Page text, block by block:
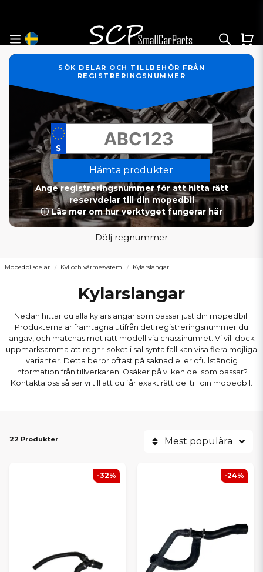
SÖK DELAR OCH TILLBEHÖR FRÅN
REGISTRERINGSNUMMER
Hämta produkter
Ange registreringsnummer för att hitta rätt
reservdelar till din mopedbil
ⓘ Läs mer om hur verktyget fungerar här
Dölj regnummer
Mopedbilsdelar Kyl och värmesystem Kylarslangar
Kylarslangar
Nedan hittar du alla kylarslangar som passar just din mopedbil.
Produkterna är framtagna utifrån det registreringsnummer du
angav, och matchas mot rätt modell via chassinumret. Vi vill dock
uppmärksamma att regnr-söket i sällsynta fall kan visa flera möjliga
varianter. Detta beror oftast på saknad eller ofullständig
information från tillverkaren. Osäker på vilken del som passar?
Kontakta oss så ser vi till att du får exakt rätt del till din mopedbil.
22 Produkter Mest populära
-32% -24%